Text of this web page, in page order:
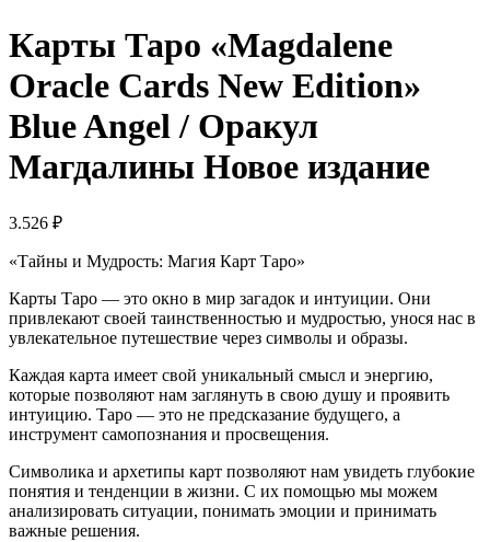
Карты Таро «Magdalene
Oracle Cards New Edition»
Blue Angel / Оракул
Магдалины Новое издание
3.526 ₽
«Тайны и Мудрость: Магия Карт Таро»
Карты Таро — это окно в мир загадок и интуиции. Они
привлекают своей таинственностью и мудростью, унося нас в
увлекательное путешествие через символы и образы.
Каждая карта имеет свой уникальный смысл и энергию,
которые позволяют нам заглянуть в свою душу и проявить
интуицию. Таро — это не предсказание будущего, а
инструмент самопознания и просвещения.
Символика и архетипы карт позволяют нам увидеть глубокие
понятия и тенденции в жизни. С их помощью мы можем
анализировать ситуации, понимать эмоции и принимать
важные решения.